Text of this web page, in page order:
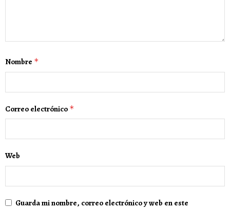
Nombre *
Correo electrónico *
Web
Guarda mi nombre, correo electrónico y web en este